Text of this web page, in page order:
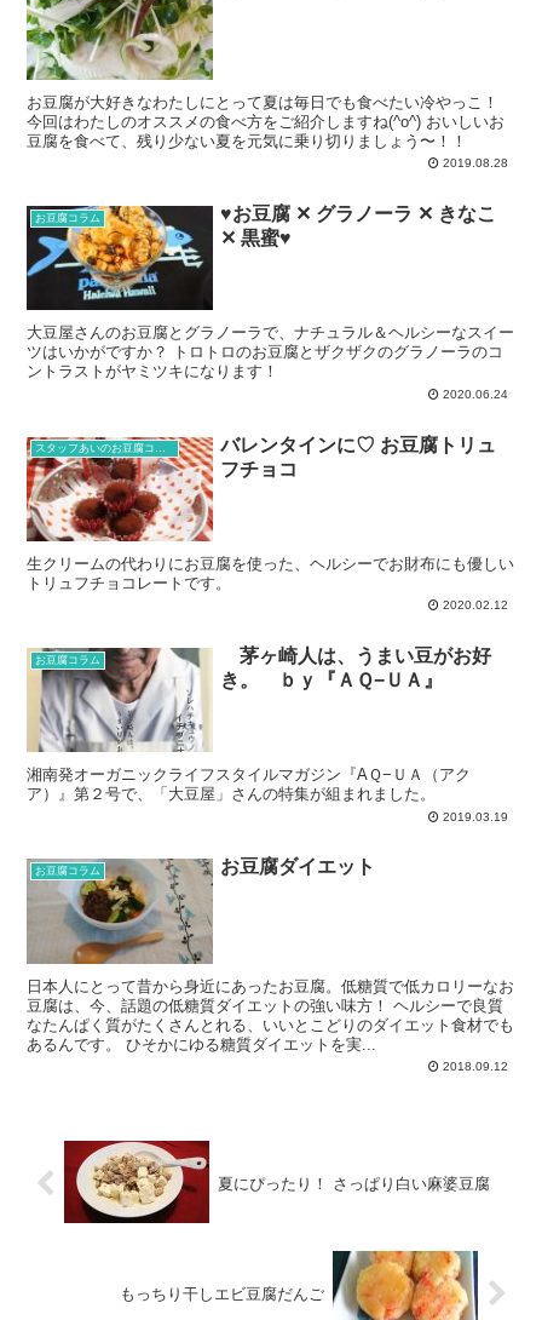
お豆腐が大好きなわたしにとって夏は毎日でも食べたい冷やっこ！
今回はわたしのオススメの食べ方をご紹介しますね(^o^) おいしいお
豆腐を食べて、残り少ない夏を元気に乗り切りましょう〜！！
2019.08.28
お豆腐コラム
♥お豆腐 ✕ グラノーラ ✕ きなこ
✕ 黒蜜♥
大豆屋さんのお豆腐とグラノーラで、ナチュラル＆ヘルシーなスイー
ツはいかがですか？ トロトロのお豆腐とザクザクのグラノーラのコ
ントラストがヤミツキになります！
2020.06.24
スタッフあいのお豆腐コラム
バレンタインに♡ お豆腐トリュ
フチョコ
生クリームの代わりにお豆腐を使った、ヘルシーでお財布にも優しい
トリュフチョコレートです。
2020.02.12
お豆腐コラム
茅ヶ崎人は、うまい豆がお好
き。 ｂｙ『ＡＱ−ＵＡ』
湘南発オーガニックライフスタイルマガジン『AＱ−ＵＡ（アク
ア）』第２号で、「大豆屋」さんの特集が組まれました。
2019.03.19
お豆腐コラム お豆腐ダイエット
日本人にとって昔から身近にあったお豆腐。低糖質で低カロリーなお
豆腐は、今、話題の低糖質ダイエットの強い味方！ ヘルシーで良質
なたんぱく質がたくさんとれる、いいとこどりのダイエット食材でも
あるんです。 ひそかにゆる糖質ダイエットを実...
2018.09.12
夏にぴったり！ さっぱり白い麻婆豆腐
もっちり干しエビ豆腐だんご